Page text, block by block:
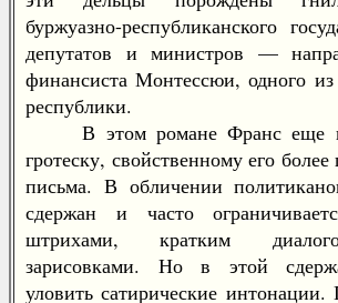
буржуазно-республиканского
депутатов и министров —
финансиста Монтессюи, одного из
республики.
В этом романе Франс еще
гротеску, свойственному его
письма. В обличении
сдержан и часто
штрихами, кратким
зарисовками. Но в этой
уловить сатирические